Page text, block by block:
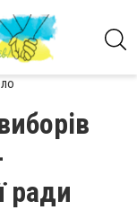
ради